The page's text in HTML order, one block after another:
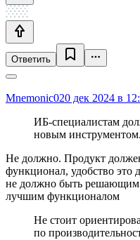
Ответить
Mnemonic020 дек 2024 в
ИБ-специалистам
новым инструментом.
Не должно. Продукт
функционал, удобство это
не должно быть
лучшим функционалом
Не стоит
по